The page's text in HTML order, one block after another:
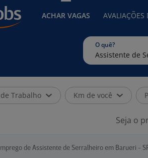
ACHAR VAGAS AVALIAÇÕES
O quê?
Trabalho Km de você
Seja o
de Assistente de Serralheiro em Barueri -